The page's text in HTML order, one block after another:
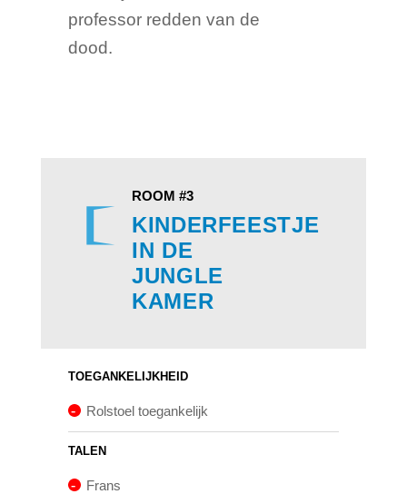
professor redden van de
dood.
ROOM #3
KINDERFEESTJE
IN DE
JUNGLE
KAMER
TOEGANKELIJKHEID
Rolstoel toegankelijk
TALEN
Frans